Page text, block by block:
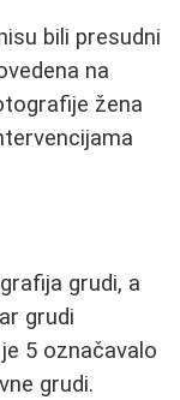
bili presudni
na
žena
grudi, a
grudi
5 označavalo
grudi.